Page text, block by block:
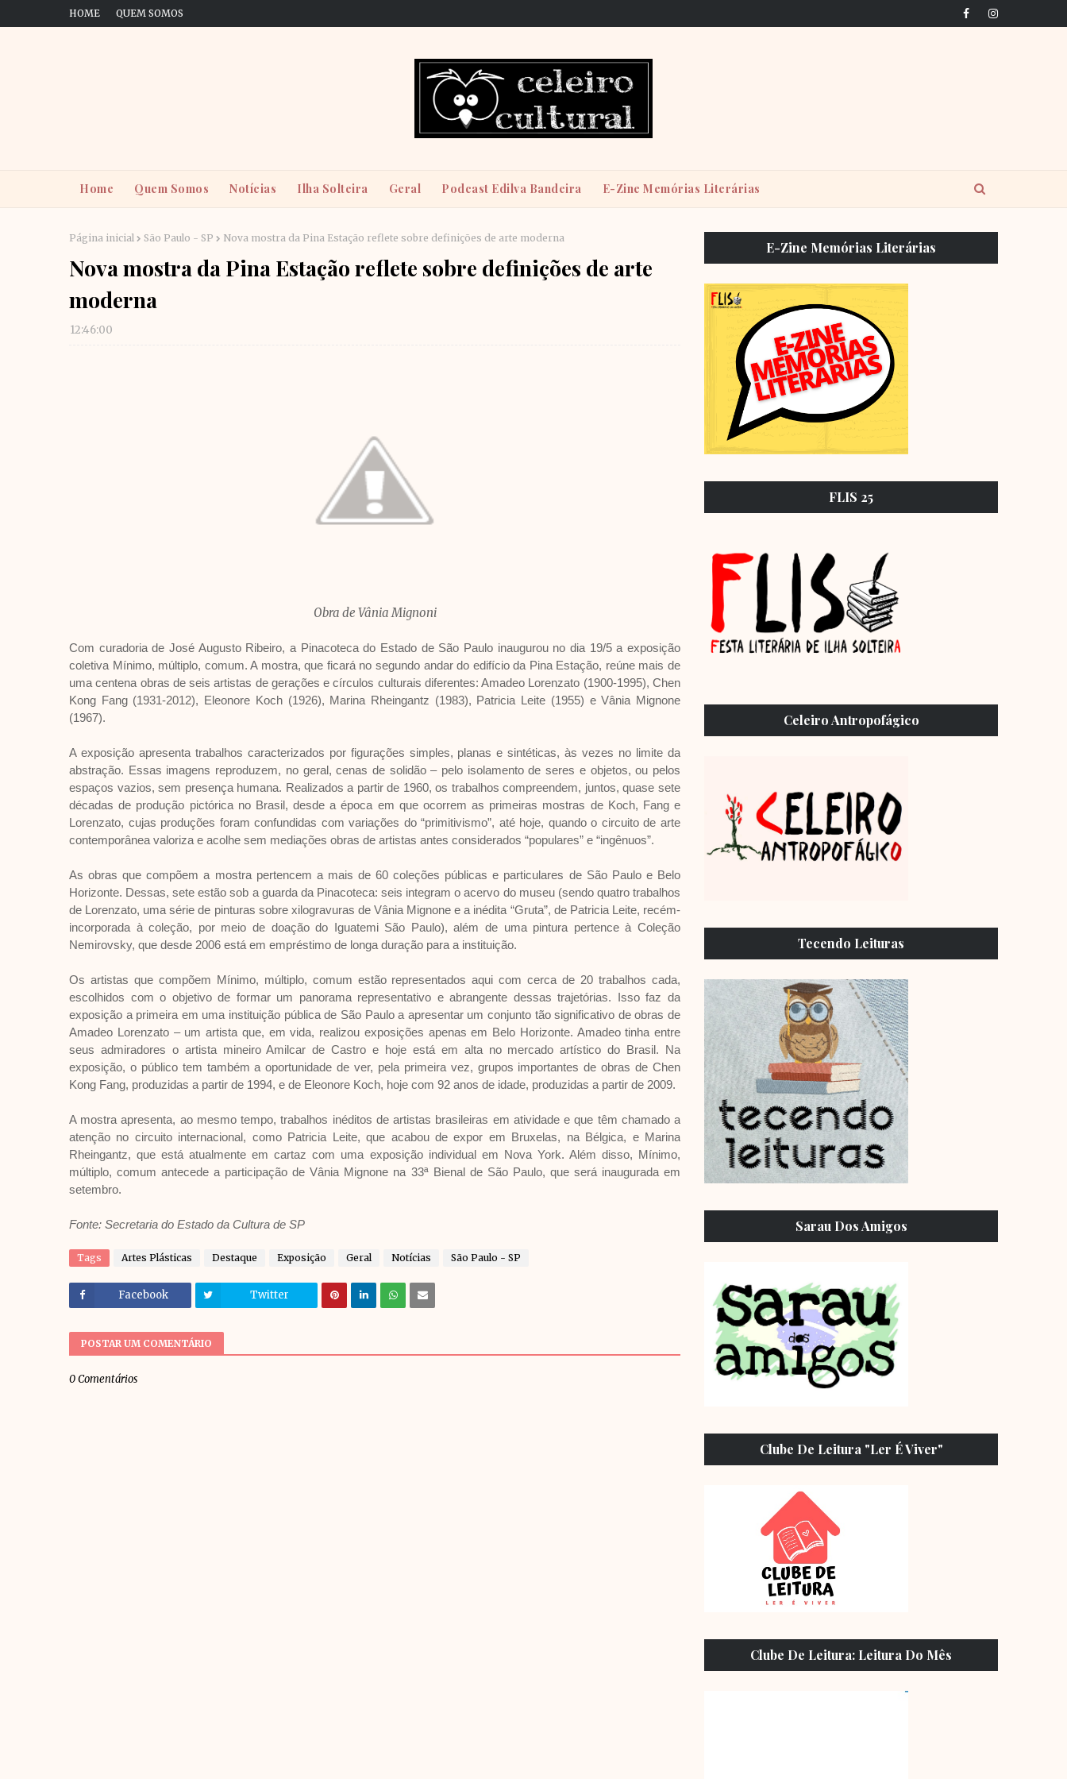
HOME QUEM SOMOS
Home Quem Somos Notícias Ilha Solteira Geral Podcast Edilva Bandeira E-Zine Memórias Literárias
Página inicial São Paulo - SP Nova mostra da Pina Estação reflete sobre definições de arte moderna
Nova mostra da Pina Estação reflete sobre definições de arte
moderna
12:46:00
Obra de Vânia Mignoni
Com curadoria de José Augusto Ribeiro, a Pinacoteca do Estado de São Paulo inaugurou no dia 19/5 a exposição
coletiva Mínimo, múltiplo, comum. A mostra, que ficará no segundo andar do edifício da Pina Estação, reúne mais de
uma centena obras de seis artistas de gerações e círculos culturais diferentes: Amadeo Lorenzato (1900-1995), Chen
Kong Fang (1931-2012), Eleonore Koch (1926), Marina Rheingantz (1983), Patricia Leite (1955) e Vânia Mignone
(1967).
A exposição apresenta trabalhos caracterizados por figurações simples, planas e sintéticas, às vezes no limite da
abstração. Essas imagens reproduzem, no geral, cenas de solidão – pelo isolamento de seres e objetos, ou pelos
espaços vazios, sem presença humana. Realizados a partir de 1960, os trabalhos compreendem, juntos, quase sete
décadas de produção pictórica no Brasil, desde a época em que ocorrem as primeiras mostras de Koch, Fang e
Lorenzato, cujas produções foram confundidas com variações do “primitivismo”, até hoje, quando o circuito de arte
contemporânea valoriza e acolhe sem mediações obras de artistas antes considerados “populares” e “ingênuos”.
As obras que compõem a mostra pertencem a mais de 60 coleções públicas e particulares de São Paulo e Belo
Horizonte. Dessas, sete estão sob a guarda da Pinacoteca: seis integram o acervo do museu (sendo quatro trabalhos
de Lorenzato, uma série de pinturas sobre xilogravuras de Vânia Mignone e a inédita “Gruta”, de Patricia Leite, recém-
incorporada à coleção, por meio de doação do Iguatemi São Paulo), além de uma pintura pertence à Coleção
Nemirovsky, que desde 2006 está em empréstimo de longa duração para a instituição.
Os artistas que compõem Mínimo, múltiplo, comum estão representados aqui com cerca de 20 trabalhos cada,
escolhidos com o objetivo de formar um panorama representativo e abrangente dessas trajetórias. Isso faz da
exposição a primeira em uma instituição pública de São Paulo a apresentar um conjunto tão significativo de obras de
Amadeo Lorenzato – um artista que, em vida, realizou exposições apenas em Belo Horizonte. Amadeo tinha entre
seus admiradores o artista mineiro Amilcar de Castro e hoje está em alta no mercado artístico do Brasil. Na
exposição, o público tem também a oportunidade de ver, pela primeira vez, grupos importantes de obras de Chen
Kong Fang, produzidas a partir de 1994, e de Eleonore Koch, hoje com 92 anos de idade, produzidas a partir de 2009.
A mostra apresenta, ao mesmo tempo, trabalhos inéditos de artistas brasileiras em atividade e que têm chamado a
atenção no circuito internacional, como Patricia Leite, que acabou de expor em Bruxelas, na Bélgica, e Marina
Rheingantz, que está atualmente em cartaz com uma exposição individual em Nova York. Além disso, Mínimo,
múltiplo, comum antecede a participação de Vânia Mignone na 33ª Bienal de São Paulo, que será inaugurada em
setembro.
Fonte: Secretaria do Estado da Cultura de SP
Tags Artes Plásticas Destaque Exposição Geral Notícias São Paulo - SP
Facebook Twitter
POSTAR UM COMENTÁRIO
0 Comentários
E-Zine Memórias Literárias
FLIS 25
Celeiro Antropofágico
Tecendo Leituras
Sarau Dos Amigos
Clube De Leitura "Ler É Viver"
Clube De Leitura: Leitura Do Mês